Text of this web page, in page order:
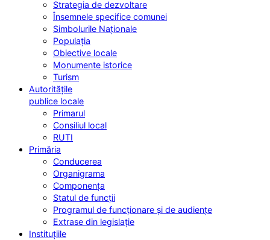
Strategia de dezvoltare
Însemnele specifice comunei
Simbolurile Naționale
Populația
Obiective locale
Monumente istorice
Turism
Autoritățile
publice locale
Primarul
Consiliul local
RUTI
Primăria
Conducerea
Organigrama
Componența
Statul de funcții
Programul de funcționare și de audiențe
Extrase din legislație
Instituțiile